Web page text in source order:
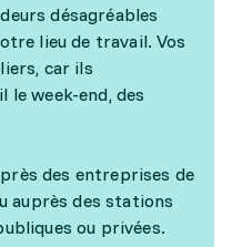
désagréables
lieu de travail. Vos
car ils
week-end, des
des entreprises de
auprès des stations
ou privées.